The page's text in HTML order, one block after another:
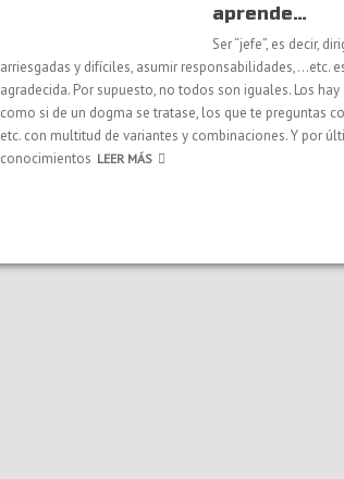
aprende…
Ser “jefe”, es decir,
arriesgadas y difíciles, asumir responsabilidades,…etc.
agradecida. Por supuesto, no todos son iguales. Los
como si de un dogma se tratase, los que te preguntas
etc. con multitud de variantes y combinaciones. Y por
conocimientos LEER MÁS